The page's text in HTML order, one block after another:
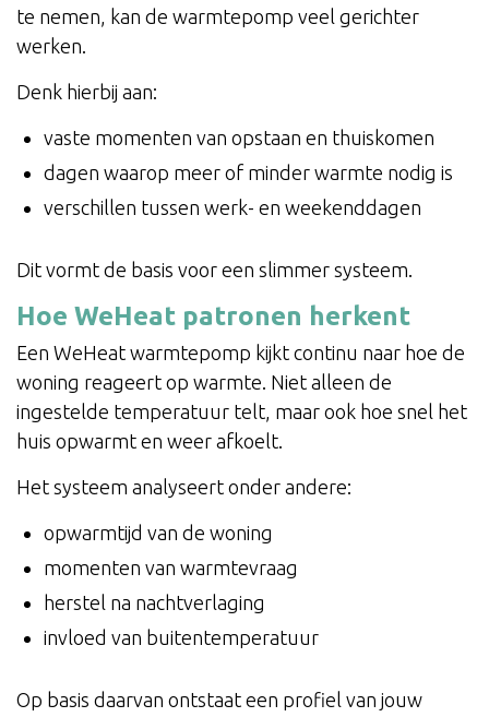
te nemen, kan de warmtepomp veel gerichter
werken.
Denk hierbij aan:
vaste momenten van opstaan en thuiskomen
dagen waarop meer of minder warmte nodig is
verschillen tussen werk- en weekenddagen
Dit vormt de basis voor een slimmer systeem.
Hoe WeHeat patronen herkent
Een WeHeat warmtepomp kijkt continu naar hoe de
woning reageert op warmte. Niet alleen de
ingestelde temperatuur telt, maar ook hoe snel het
huis opwarmt en weer afkoelt.
Het systeem analyseert onder andere:
opwarmtijd van de woning
momenten van warmtevraag
herstel na nachtverlaging
invloed van buitentemperatuur
Op basis daarvan ontstaat een profiel van jouw